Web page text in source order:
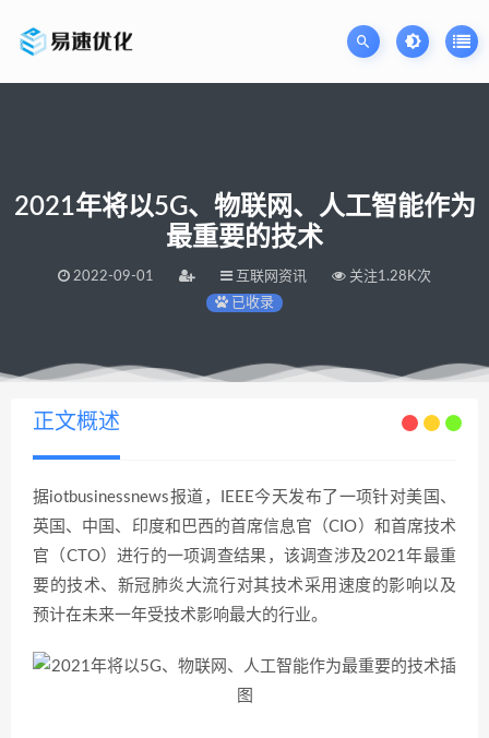
2021年将以5G、物联网、人工智能作为
最重要的技术
2022-09-01 互联网资讯
关注1.28K次
已收录
当前位置：易速网站优化公司 >2021年将以5G、物联网、人工智能作为最重要的技术
正文概述
据iotbusinessnews报道，IEEE今天发布了一项针对美国、
英国、中国、印度和巴西的首席信息官（CIO）和首席技术
官（CTO）进行的一项调查结果，该调查涉及2021年最重
要的技术、新冠肺炎大流行对其技术采用速度的影响以及
预计在未来一年受技术影响最大的行业。